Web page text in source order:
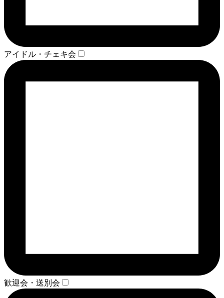
アイドル・チェキ会
歓迎会・送別会